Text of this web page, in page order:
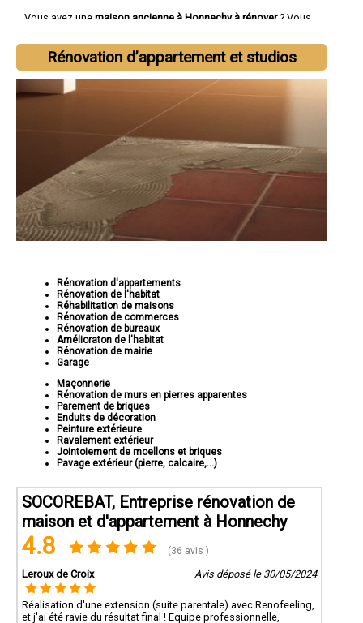
Vous avez une maison ancienne à Honnechy à rénover? Vous
d'état ?
Faites confiance à la société SOCOREBAT.
Rénovation d’appartement et studios
Rénovation d'appartements
Rénovation de l'habitat
Réhabilitation de maisons
Rénovation de commerces
Rénovation de bureaux
Amélioraton de l'habitat
Rénovation de mairie
Garage
Maçonnerie
Rénovation de murs en pierres apparentes
Parement de briques
Enduits de décoration
Peinture extérieure
Ravalement extérieur
Jointoiement de moellons et briques
Pavage extérieur (pierre, calcaire,...)
SOCOREBAT, Entreprise rénovation de
maison et d'appartement à Honnechy
4.8 (36 avis )
Leroux de Croix Avis déposé le 30/05/2024
Réalisation d'une extension (suite parentale) avec Renofeeling,
et j'ai été ravie du résultat final ! Equipe professionnelle,